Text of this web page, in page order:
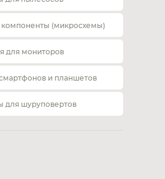
(микросхемы)
для мониторов
и планшетов
для шуруповертов